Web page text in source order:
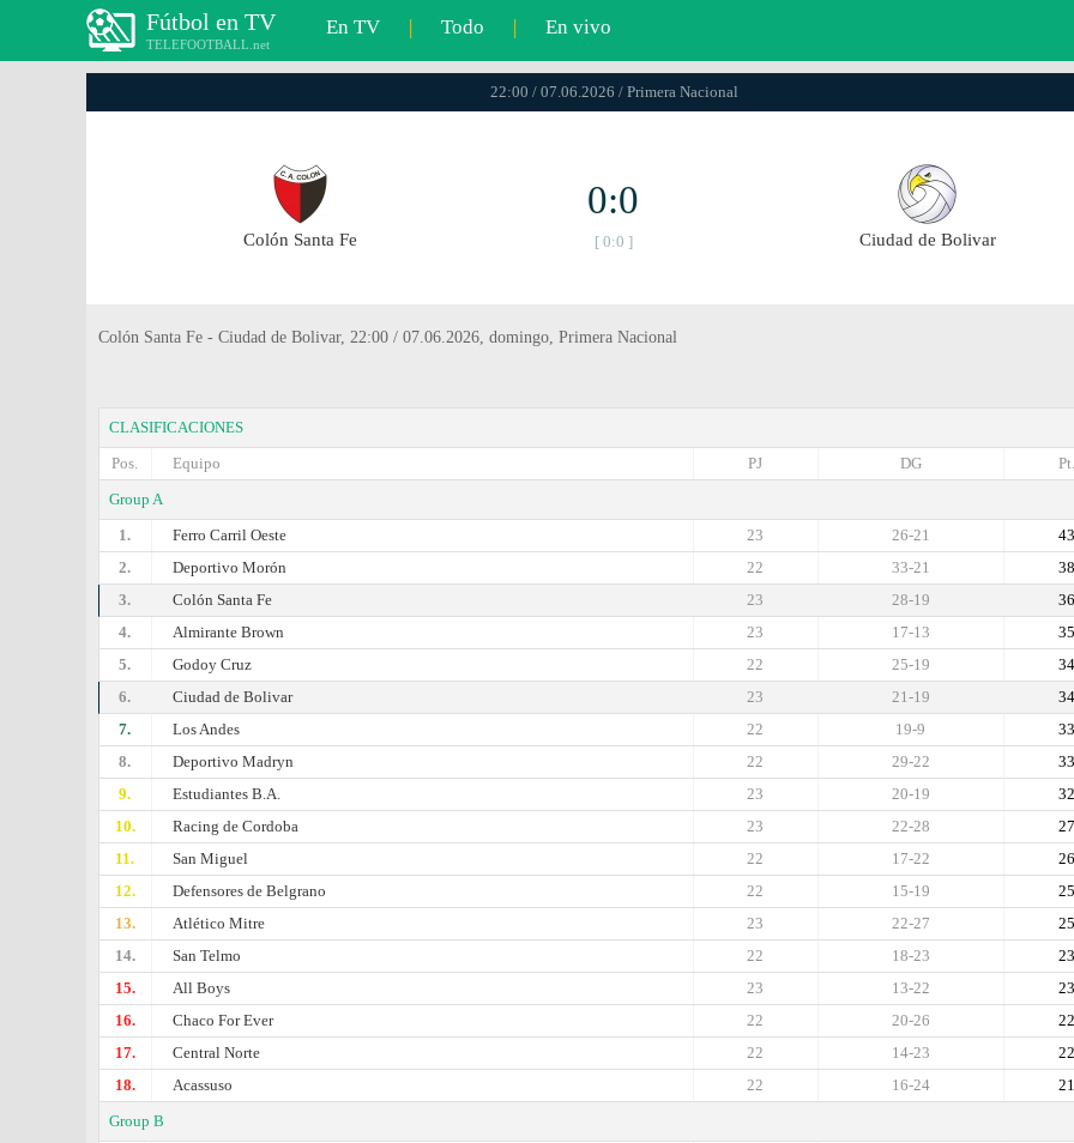
Fútbol en TV
TELEFOOTBALL.net
En TV | Todo | En vivo
22:00 / 07.06.2026 / Primera Nacional
Colón Santa Fe
0:0
[ 0:0 ] Ciudad de Bolivar
Colón Santa Fe - Ciudad de Bolivar, 22:00 / 07.06.2026, domingo, Primera Nacional
CLASIFICACIONES
Pos.
Equipo Pt.
DG
PJ
Group A
1.
Ferro Carril Oeste 43
26-21
23
2.
Deportivo Morón 38
33-21
22
3.
Colón Santa Fe 36
28-19
23
4.
Almirante Brown 35
17-13
23
5.
Godoy Cruz 34
25-19
22
6.
Ciudad de Bolivar 34
21-19
23
7.
Los Andes 33
19-9
22
8.
Deportivo Madryn 33
29-22
22
9.
Estudiantes B.A. 32
20-19
23
10.
Racing de Cordoba 27
22-28
23
11.
San Miguel 26
17-22
22
12.
Defensores de Belgrano 25
15-19
22
13.
Atlético Mitre 25
22-27
23
14.
San Telmo 23
18-23
22
15.
All Boys 23
13-22
23
16.
Chaco For Ever 22
20-26
22
17.
Central Norte 22
14-23
22
18.
Acassuso 21
16-24
22
Group B